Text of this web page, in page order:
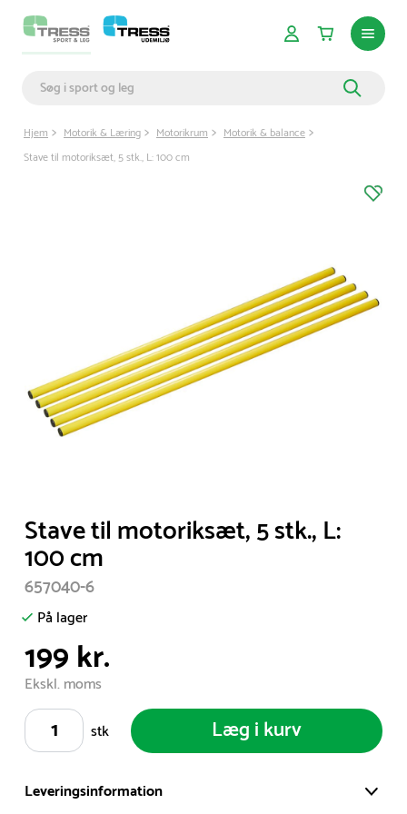
Hjem Motorik & Læring Motorikrum
Motorik & balance
Stave til motoriksæt, 5 stk., L: 100 cm
1
of
1
Stave til motoriksæt, 5 stk., L:
100 cm
657040-6
På lager
199 kr.
Ekskl. moms
stk
Læg i kurv
Leveringsinformation